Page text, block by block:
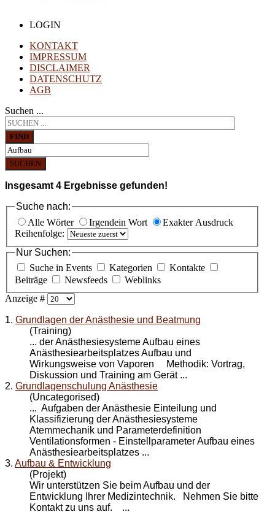
LOGIN
KONTAKT
IMPRESSUM
DISCLAIMER
DATENSCHUTZ
AGB
Suchen ...
FIND
SUCHEN
Insgesamt 4 Ergebnisse gefunden!
Suche nach:
Alle Wörter
Irgendein Wort
Exakter Ausdruck
Reihenfolge:
Nur Suchen:
Suche in Events
Kategorien
Kontakte
Beiträge
Newsfeeds
Weblinks
Anzeige #
1. Grundlagen der Anästhesie und Beatmung
(Training)
... der AnästhesiesystemeAufbau eines
Anästhesiearbeitsplatzes Aufbau und
Wirkungsweise von Vaporen Methodik: Vortrag,
Diskussion und Training am Gerät ...
2. Grundlagenschulung Anästhesie
(Uncategorised)
... Aufgaben der Anästhesie Einteilung und
Klassifizierung der Anästhesiesysteme
Atemmechanik und Parameterdefinition
Ventilationsformen - EinstellparameterAufbau eines
Anästhesiearbeitsplatzes ...
3. Aufbau & Entwicklung
(Projekt)
Wir unterstützen Sie beimAufbau und der
Entwicklung Ihrer Medizintechnik. Nehmen Sie bitte
Kontakt zu uns auf. ...